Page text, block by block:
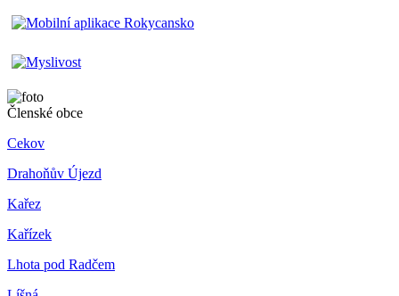
Členské obce
Cekov
Drahoňův Újezd
Kařez
Kařízek
Lhota pod Radčem